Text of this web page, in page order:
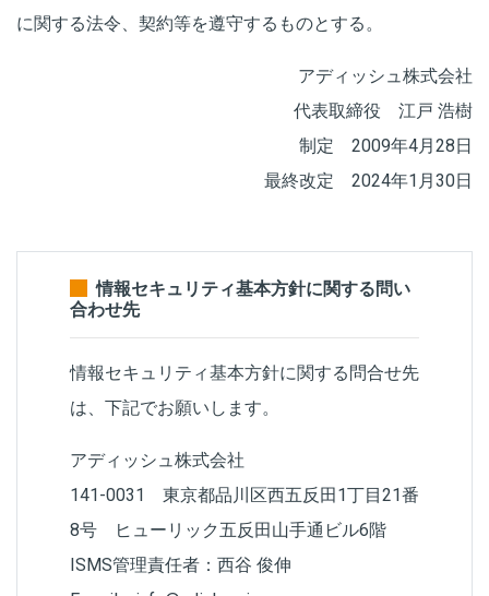
に関する法令、契約等を遵守するものとする。
アディッシュ株式会社
代表取締役 江戸 浩樹
制定 2009年4月28日
最終改定 2024年1月30日
情報セキュリティ基本方針に関する問い
合わせ先
情報セキュリティ基本方針に関する問合せ先
は、下記でお願いします。
アディッシュ株式会社
141-0031 東京都品川区西五反田1丁目21番
8号 ヒューリック五反田山手通ビル6階
ISMS管理責任者：西谷 俊伸